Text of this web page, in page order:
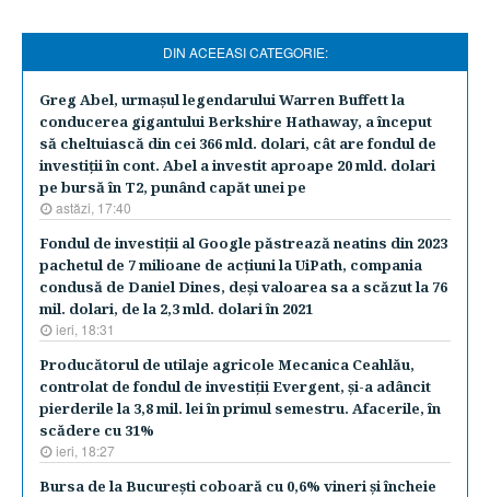
DIN ACEEASI CATEGORIE:
Greg Abel, urmaşul legendarului Warren Buffett la
conducerea gigantului Berkshire Hathaway, a început
să cheltuiască din cei 366 mld. dolari, cât are fondul de
investiţii în cont. Abel a investit aproape 20 mld. dolari
pe bursă în T2, punând capăt unei pe
astăzi, 17:40
Fondul de investiţii al Google păstrează neatins din 2023
pachetul de 7 milioane de acţiuni la UiPath, compania
condusă de Daniel Dines, deşi valoarea sa a scăzut la 76
mil. dolari, de la 2,3 mld. dolari în 2021
ieri, 18:31
Producătorul de utilaje agricole Mecanica Ceahlău,
controlat de fondul de investiţii Evergent, şi-a adâncit
pierderile la 3,8 mil. lei în primul semestru. Afacerile, în
scădere cu 31%
ieri, 18:27
Bursa de la Bucureşti coboară cu 0,6% vineri şi încheie